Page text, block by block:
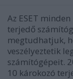
Az ESET
terjedő
megtudhatjuk,
veszélyeztetik
számítógépeit.
10 károkozó